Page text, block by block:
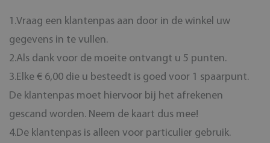
1.Vraag een klantenpas aan door in de winkel uw
gegevens in te vullen.
2.Als dank voor de moeite ontvangt u 5 punten.
3.Elke € 6,00 die u besteedt is goed voor 1 spaarpunt.
De klantenpas moet hiervoor bij het afrekenen
gescand worden. Neem de kaart dus mee!
4.De klantenpas is alleen voor particulier gebruik.